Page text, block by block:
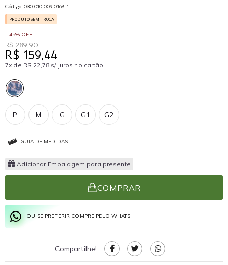
Código: 030 010 009 0168-1
PRODUTO SEM TROCA
45% OFF
R$ 289,90
R$ 159,44
7x de R$ 22,78 s/ juros no cartão
G1
G
M G2
P
GUIA DE MEDIDAS
Adicionar Embalagem para presente
COMPRAR
OU SE PREFERIR COMPRE PELO WHATS
Compartilhe!